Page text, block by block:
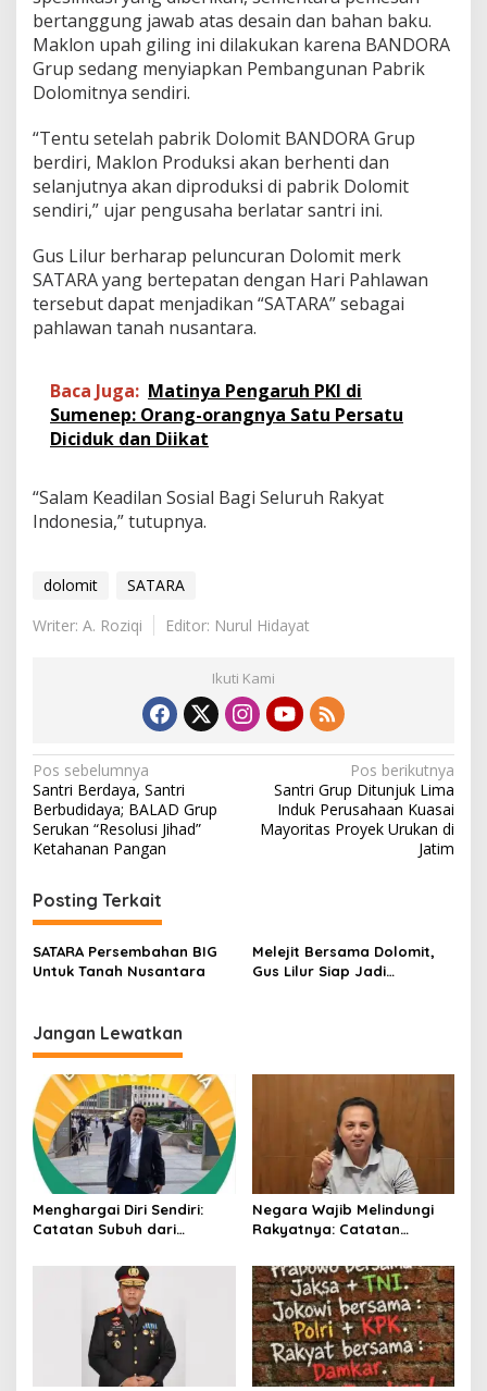
bertanggung jawab atas desain dan bahan baku.
Maklon upah giling ini dilakukan karena BANDORA
Grup sedang menyiapkan Pembangunan Pabrik
Dolomitnya sendiri.
“Tentu setelah pabrik Dolomit BANDORA Grup
berdiri, Maklon Produksi akan berhenti dan
selanjutnya akan diproduksi di pabrik Dolomit
sendiri,” ujar pengusaha berlatar santri ini.
Gus Lilur berharap peluncuran Dolomit merk
SATARA yang bertepatan dengan Hari Pahlawan
tersebut dapat menjadikan “SATARA” sebagai
pahlawan tanah nusantara.
Baca Juga: Matinya Pengaruh PKI di
Sumenep: Orang-orangnya Satu Persatu
Diciduk dan Diikat
“Salam Keadilan Sosial Bagi Seluruh Rakyat
Indonesia,” tutupnya.
dolomit
SATARA
Writer: A. Roziqi
Editor: Nurul Hidayat
Ikuti Kami
N
a
v
i
g
a
s
i
p
o
s
Pos sebelumnya
Santri Berdaya, Santri
Berbudidaya; BALAD Grup
Serukan “Resolusi Jihad”
Ketahanan Pangan
Pos berikutnya
Santri Grup Ditunjuk Lima
Induk Perusahaan Kuasai
Mayoritas Proyek Urukan di
Jatim
Posting Terkait
SATARA Persembahan BIG
Untuk Tanah Nusantara
Melejit Bersama Dolomit,
Gus Lilur Siap Jadi
Jangan Lewatkan
Menghargai Diri Sendiri:
Catatan Subuh dari
Jawa
Negara Wajib Melindungi
Rakyatnya: Catatan
Penambang Belerang
Kawah Ijen